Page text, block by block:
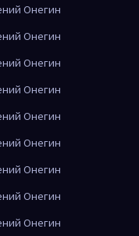
Онегин
Онегин
Онегин
Онегин
Онегин
Онегин
Онегин
Онегин
Онегин